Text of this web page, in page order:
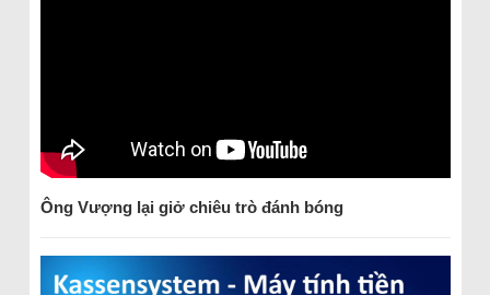
Ông Vượng lại giở chiêu trò đánh bóng